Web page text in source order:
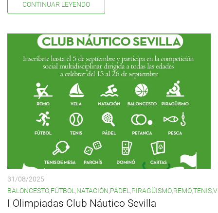
CONTINUAR LEYENDO
31/08/2025
BALONCESTO,FÚTBOL,NATACIÓN,PÁDEL,PIRAGÜISMO,REMO,TENIS,
I Olimpiadas Club Náutico Sevilla